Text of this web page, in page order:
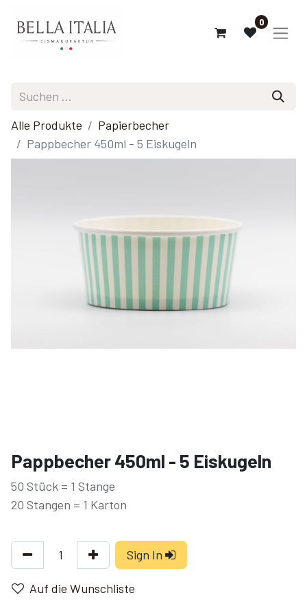
0
Alle Produkte
Papierbecher
Pappbecher 450ml - 5 Eiskugeln
Pappbecher 450ml - 5 Eiskugeln
50 Stück = 1 Stange
20 Stangen = 1 Karton
Sign In
Auf die Wunschliste